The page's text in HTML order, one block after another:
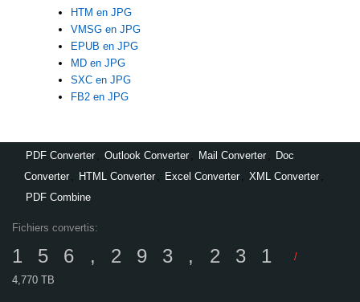
HTM en JPG
VMSG en JPG
EPUB en JPG
MD en JPG
SXC en JPG
FB2 en JPG
PDF Converter Outlook Converter Mail Converter
Doc
Converter
HTML Converter Excel Converter XML Converter
PDF Combine
Fichiers convertis:
156,293,231
/
4,770 TB